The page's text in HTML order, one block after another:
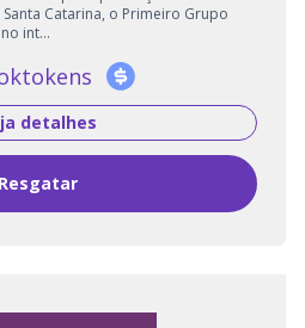
Catarina, o Primeiro Grupo
int...
detalhes
Resgatar